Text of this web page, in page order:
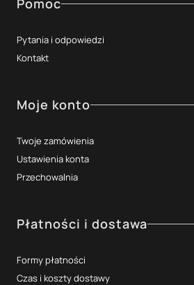
Pomoc
Pytania i odpowiedzi
Kontakt
Moje konto
Twoje zamówienia
Ustawienia konta
Przechowalnia
Płatności i dostawa
Formy płatności
Czas i koszty dostawy